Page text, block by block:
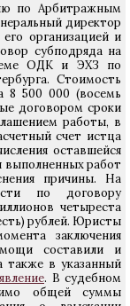
по Арбитражным
директор
организацией и
субподряда на
ОДК и ЭХЗ по
Стоимость
8 500 000 (восемь
договором сроки
работы, в
счет истца
оставшейся
выполненных работ
причины. На
по договору
четыреста
рублей. Юристы
заключения
составили и
также в указанный
. В судебном
общей суммы